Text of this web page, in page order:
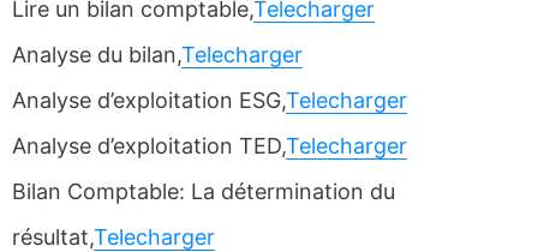
Lire un bilan comptable,Telecharger
Analyse du bilan,Telecharger
Analyse d’exploitation ESG,Telecharger
Analyse d’exploitation TED,Telecharger
Bilan Comptable: La détermination du
résultat,Telecharger